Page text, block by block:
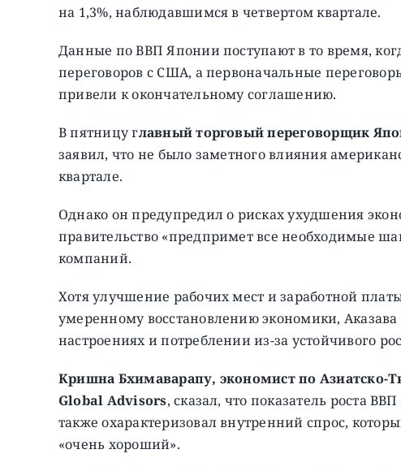
на 1,3%, наблюдавшимся в четвертом квартале.
Данные по ВВП Японии поступают в то время,
переговоров с США, а первоначальные
привели к окончательному соглашению.
В пятницу главный торговый переговорщик
заявил, что не было заметного влияния
квартале.
Однако он предупредил о рисках ухудшения
правительство «предпримет все необходимые
компаний.
Хотя улучшение рабочих мест и заработной
умеренному восстановлению экономики, Аказава
настроениях и потреблении из-за устойчивого
Кришна Бхимаварапу, экономист по Азиатско-
Global Advisors, сказал, что показатель роста
также охарактеризовал внутренний спрос,
«очень хороший».